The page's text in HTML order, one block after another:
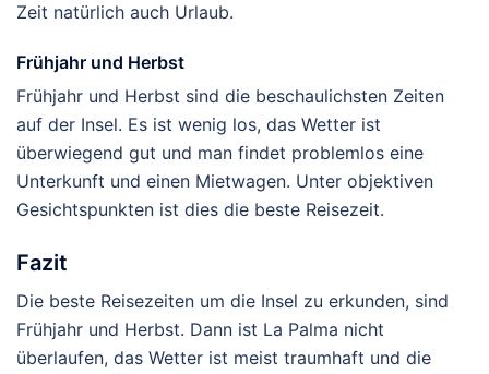
Zeit natürlich auch Urlaub.
Frühjahr und Herbst
Frühjahr und Herbst sind die beschaulichsten Zeiten
auf der Insel. Es ist wenig los, das Wetter ist
überwiegend gut und man findet problemlos eine
Unterkunft und einen Mietwagen. Unter objektiven
Gesichtspunkten ist dies die beste Reisezeit.
Fazit
Die beste Reisezeiten um die Insel zu erkunden, sind
Frühjahr und Herbst. Dann ist La Palma nicht
überlaufen, das Wetter ist meist traumhaft und die